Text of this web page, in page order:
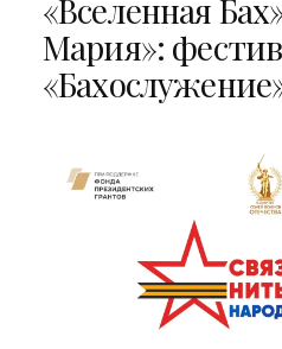
«Вселенная
Мария»: